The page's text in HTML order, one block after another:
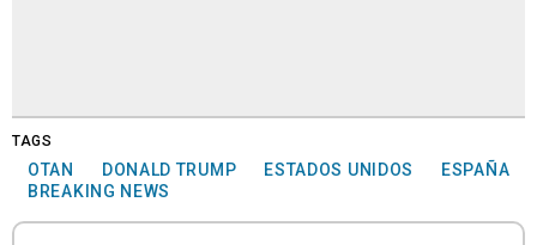
TAGS
OTAN DONALD TRUMP ESTADOS UNIDOS
ESPAÑA
BREAKING NEWS